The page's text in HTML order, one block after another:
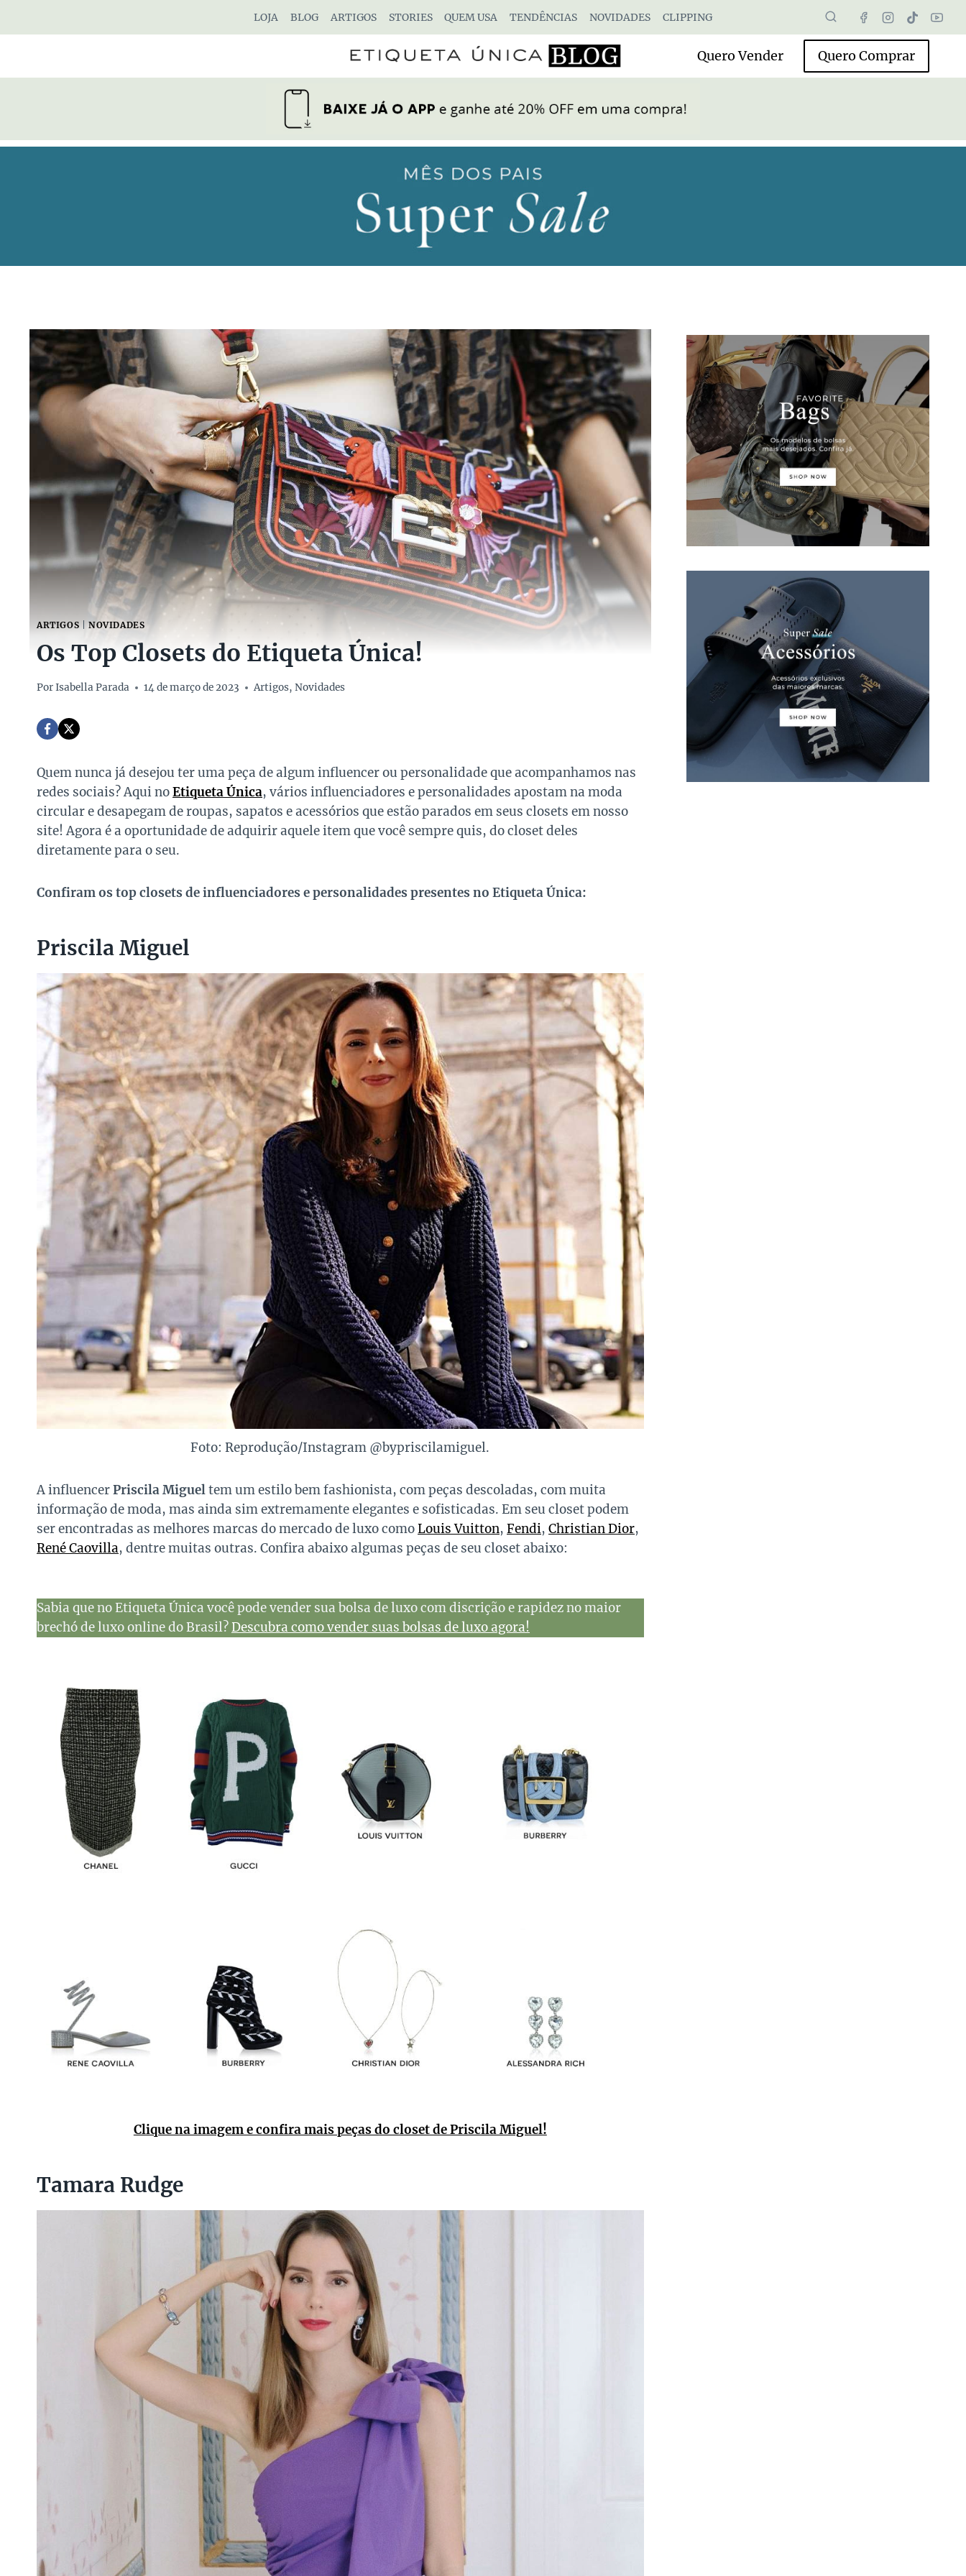
LOJA BLOG ARTIGOS STORIES QUEM USA TENDÊNCIAS NOVIDADES CLIPPING
Quero Vender Quero Comprar
ARTIGOS NOVIDADES
Os Top Closets do Etiqueta Única!
PorIsabella Parada 14 de março de 2023 Artigos,Novidades
Quem nunca já desejou ter uma peça de algum influencer ou personalidade que acompanhamos nas
redes sociais? Aqui noEtiqueta Única, vários influenciadores e personalidades apostam na moda
circular e desapegam de roupas, sapatos e acessórios que estão parados em seus closets em nosso
site! Agora é a oportunidade de adquirir aquele item que você sempre quis, do closet deles
diretamente para o seu.
Confiram os top closets de influenciadores e personalidades presentes no Etiqueta Única:
Priscila Miguel
Foto: Reprodução/Instagram @bypriscilamiguel.
A influencerPriscila Migueltem um estilo bem fashionista, com peças descoladas, com muita
informação de moda, mas ainda sim extremamente elegantes e sofisticadas. Em seu closet podem
ser encontradas as melhores marcas do mercado de luxo comoLouis Vuitton, Fendi, Christian Dior,
René Caovilla, dentre muitas outras. Confira abaixo algumas peças de seu closet abaixo:
Sabia que no Etiqueta Única você pode vender sua bolsa de luxo com discrição e rapidez no maior
brechó de luxo online do Brasil?Descubra como vender suas bolsas de luxo agora!
Clique na imagem e confira mais peças do closet de Priscila Miguel!
Tamara Rudge